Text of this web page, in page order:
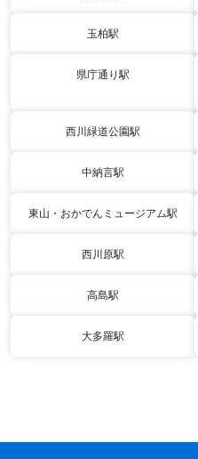
玉柏駅
県庁通り駅
西川緑道公園駅
中納言駅
東山・おかでんミュージアム駅
西川原駅
高島駅
大多羅駅